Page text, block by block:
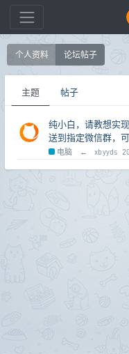
个人资料 论坛帖子
主题 帖子
纯小白，请教想实
送到指定微信群，
电脑 ← xbyyds